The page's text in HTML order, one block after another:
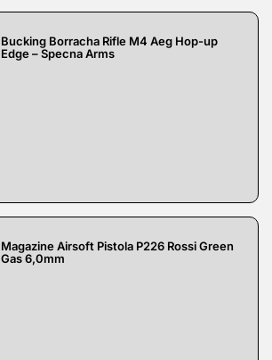
Bucking Borracha Rifle M4 Aeg Hop-up
Edge – Specna Arms
Magazine Airsoft Pistola P226 Rossi Green
Gas 6,0mm